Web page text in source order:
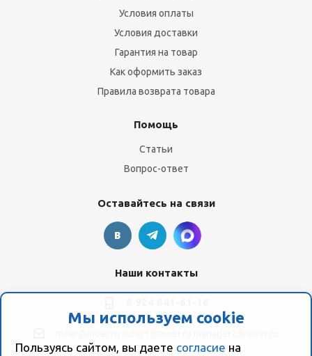
Мы используем cookie
Пользуясь сайтом, вы даете согласие на
Условия оплаты
Условия доставки
Гарантия на товар
Как оформить заказ
Правила возврата товара
Помощь
Статьи
Вопрос-ответ
Оставайтесь на связи
Наши контакты